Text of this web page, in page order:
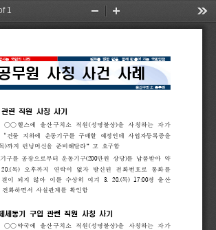
1
Zoom
Out
In
사는 국민의 나라 변화를 향한 믿음, 함께 만들어 가는 국민안전
무원 사칭 사건 사례
울산구치소 총무과
관련 직원 사칭 사기
○○ 헬스에 울산구치소 직원 (성명불상)을 사칭하는 자가
" 건물 지하에 운동기구를 구매할 예정인데 사업자등록증을
)까지 런닝머신을 준비해달라” 고
요구함
기구를 공장으로부터 운동기구(200만원 상당)를 납품받아 약
20.(목) 오후까지 연락이 없자 발신된 전화번호로
통화를
결이 되지 않아 이를 수상히 여겨 3. 20.(목) 17:00경 울산
전화하면서 사실관계를 확인함
세동기 구입 관련 직원 사칭 사기
○○ 약국에 울산구치소 직원 (성명불상)을 사칭하는 자가